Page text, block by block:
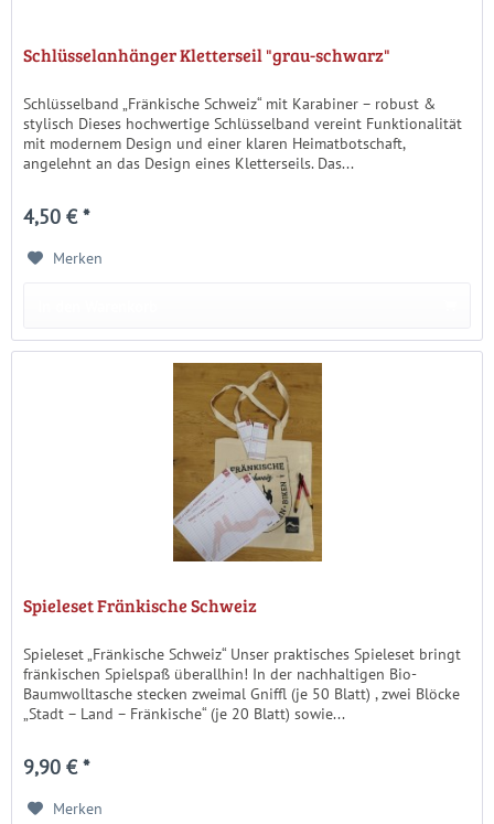
Schlüsselanhänger Kletterseil "grau-schwarz"
Schlüsselband „Fränkische Schweiz“ mit Karabiner – robust &
stylisch Dieses hochwertige Schlüsselband vereint Funktionalität
mit modernem Design und einer klaren Heimatbotschaft,
angelehnt an das Design eines Kletterseils. Das...
4,50 € *
Merken
Spieleset Fränkische Schweiz
Spieleset „Fränkische Schweiz“ Unser praktisches Spieleset bringt
fränkischen Spielspaß überallhin! In der nachhaltigen Bio-
Baumwolltasche stecken zweimal Gniffl (je 50 Blatt) , zwei Blöcke
„Stadt – Land – Fränkische“ (je 20 Blatt) sowie...
9,90 € *
Merken